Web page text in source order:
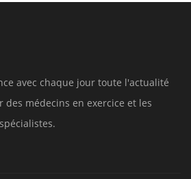
avec chaque jour toute l'actualité
des médecins en exercice et les